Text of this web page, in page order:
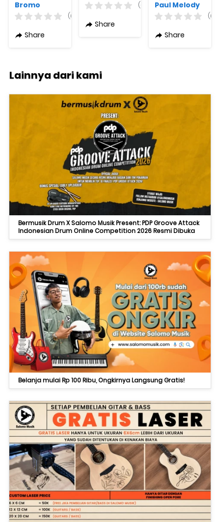
Bromo
BAT2CE +
(0)
Share
(0)
Share
Paul Melody
Maker E1
Warna
(0)
Share
Lainnya dari kami
Bermusik Drum X Salomo Musik Present: PDP Groove Attack
Indonesian Drum Online Competition 2026 Resmi Dibuka
Belanja mulai Rp 100 Ribu, Ongkirnya Langsung Gratis!